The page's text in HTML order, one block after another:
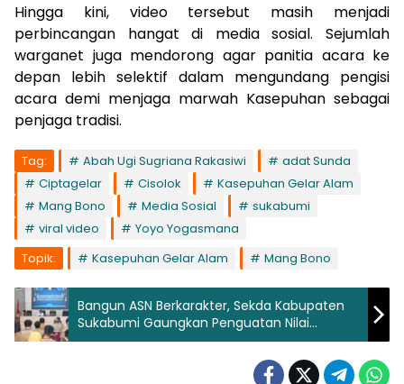
Hingga kini, video tersebut masih menjadi
perbincangan hangat di media sosial. Sejumlah
warganet juga mendorong agar panitia acara ke
depan lebih selektif dalam mengundang pengisi
acara demi menjaga marwah Kasepuhan sebagai
penjaga tradisi.
Tag: Abah Ugi Sugriana Rakasiwi
adat Sunda
Ciptagelar
Cisolok
Kasepuhan Gelar Alam
Mang Bono
Media Sosial
sukabumi
viral video
Yoyo Yogasmana
Topik:
Kasepuhan Gelar Alam Mang Bono
Bangun ASN Berkarakter, Sekda Kabupaten
Sukabumi Gaungkan Penguatan Nilai
Spiritual